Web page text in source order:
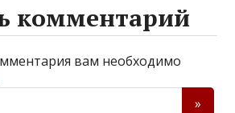
комментарий
вам необходимо